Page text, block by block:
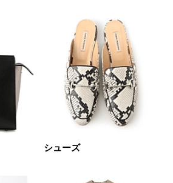
シューズ